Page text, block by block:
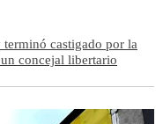
castigado por la
concejal libertario